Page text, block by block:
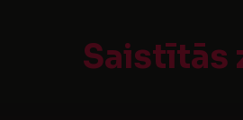
Saistītās